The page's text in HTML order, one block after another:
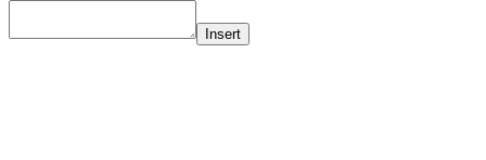
Insert